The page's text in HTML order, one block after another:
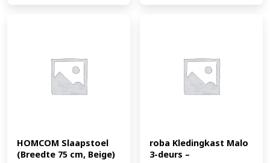
HOMCOM Slaapstoel
(Breedte 75 cm, Beige)
roba Kledingkast Malo
3-deurs –